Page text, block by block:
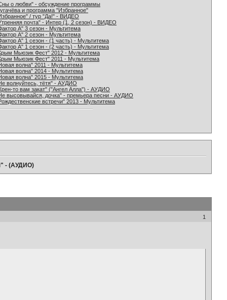
о любви" - обсуждение программы
и программа "Избранное"
/ тур "Да!" - ВИДЕО
почта" - Интер (1, 2 сезон) - ВИДЕО
А" 3 сезон - Мультитема
А" 2 сезон - Мультитема
А" 1 сезон - (1 часть) - Мультитема
А" 1 сезон - (2 часть) - Мультитема
Мьюзик Фест" 2012 - Мультитема
Мьюзик Фест" 2011 - Мультитема
волна" 2011 - Мультитема
волна" 2014 - Мультитема
волна" 2015 - Мультитема
волнуйтесь, тётя" - АУДИО
то вам закат" ("Ангел Алла") - АУДИО
высовывайся, дочка" - премьера песни - АУДИО
встречи" 2013 - Мультитема
- (АУДИО)
1